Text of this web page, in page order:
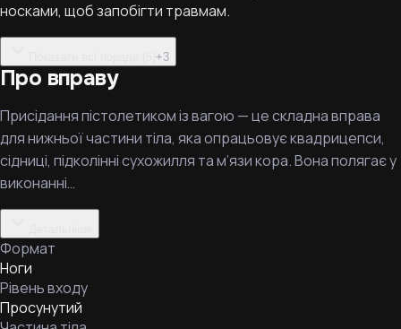
носками, щоб запобігти травмам.
+3
Про вправу
Присідання пістолетиком із вагою — це складна вправа
для нижньої частини тіла, яка опрацьовує квадрицепси,
сідниці, підколінні сухожилля та м’язи кора. Вона полягає у
виконанні…
Формат
Ноги
Рівень входу
Просунутий